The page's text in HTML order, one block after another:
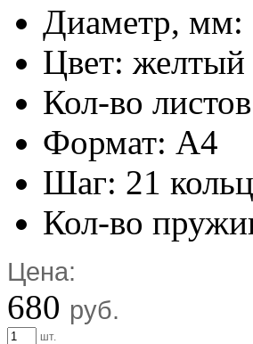
Диаметр, мм:
Цвет: желтый
Кол-во
Формат: А4
Шаг: 21
Кол-во
Цена:
680 руб.
шт.